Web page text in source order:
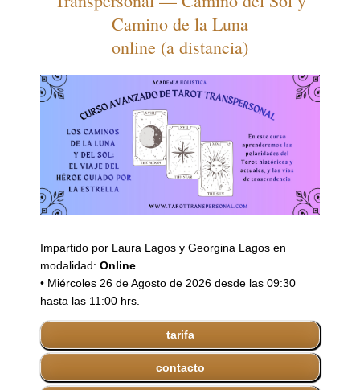
Camino de la Luna
online (a distancia)
Impartido por Laura Lagos y Georgina Lagos en
modalidad: Online
• Miércoles 26 de Agosto de 2026 desde las 09:30
hasta las 11:00 hrs.
tarifa
contacto